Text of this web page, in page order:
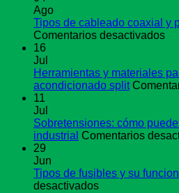
y
se
Ago
Tipos de cableado coaxial y
Comentarios desactivadosen
16
Jul
Herramientas y materiales
acondicionado split
11
Jul
Sobretensiones: cómo
industrial Comentarios
29
Jun
Tipos de fusibles y su
desactivadosen